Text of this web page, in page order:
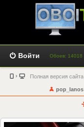
Войти Обоев: 14018
Полная версия сайта
pop_lanos